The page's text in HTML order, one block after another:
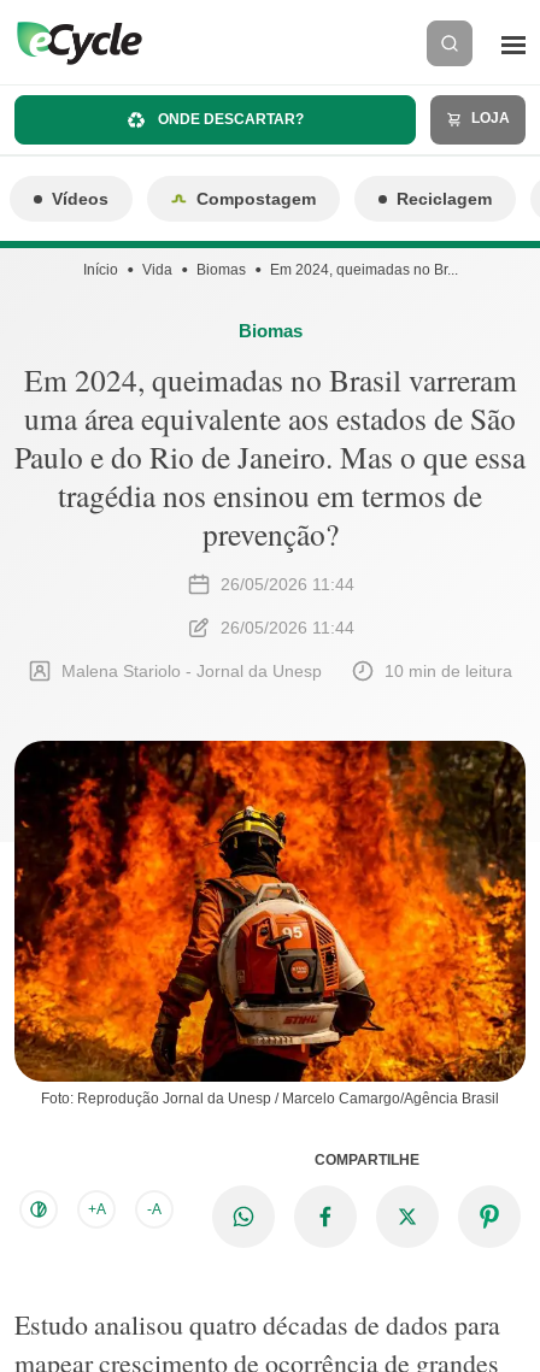
ONDE DESCARTAR? LOJA
Vídeos Compostagem Reciclagem
Início Vida Biomas Em 2024, queimadas no Br...
Biomas
Em 2024, queimadas no Brasil varreram
uma área equivalente aos estados de São
Paulo e do Rio de Janeiro. Mas o que essa
tragédia nos ensinou em termos de
prevenção?
26/05/2026 11:44
26/05/2026 11:44
Malena Stariolo - Jornal da Unesp 10 min de leitura
Foto: Reprodução Jornal da Unesp / Marcelo Camargo/Agência Brasil
+A -A
COMPARTILHE
Estudo analisou quatro décadas de dados para
mapear crescimento de ocorrência de grandes